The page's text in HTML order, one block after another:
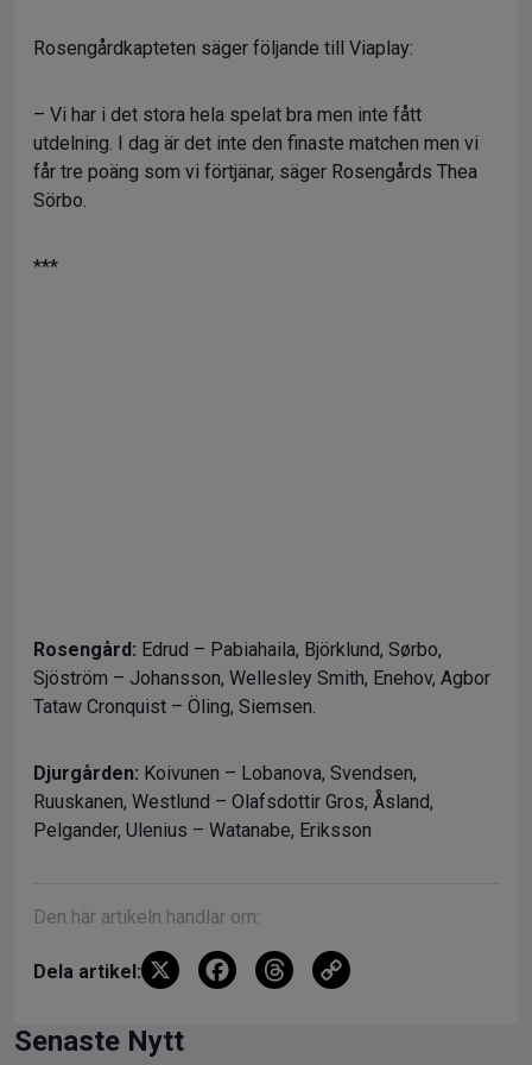
Rosengårdkapteten säger följande till Viaplay:
– Vi har i det stora hela spelat bra men inte fått
utdelning. I dag är det inte den finaste matchen men vi
får tre poäng som vi förtjänar, säger Rosengårds Thea
Sörbo.
***
Rosengård: Edrud – Pabiahaila, Björklund, Sørbo,
Sjöström – Johansson, Wellesley Smith, Enehov, Agbor
Tataw Cronquist – Öling, Siemsen.
Djurgården: Koivunen – Lobanova, Svendsen,
Ruuskanen, Westlund – Olafsdottir Gros, Åsland,
Pelgander, Ulenius – Watanabe, Eriksson
Den här artikeln handlar om:
Dela artikel: X
F
T
Senaste Nytt